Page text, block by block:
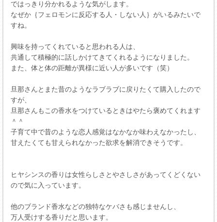
ではっきり分かれるような気がします。
なぜか｛フェロモンに反応する人・しない人｝がいるみたいで
すね。
興味を持ってくれていると思われる人は、
共通して積極的に話しかけてきてくれるようになりました。
また、体と体の距離が異様に近い人が多いです（笑）
旦那さんとまた昔のようなラブラブに戻りたくて購入したので
すが、
旦那さんもこの香水をつけているときはやたら褒めてくれます
＾＾
子育て中で昔のような恋人感覚はなかなか味わえなかったし、
甘えたくても甘えられなかった欲求を解消できそうです。
ヒヤシンスの香りは女性らしさとやさしさがあってくどくない
ので気に入っています。
他のブランド香水などの独特なケバさも感じませんし、
万人受けする香りだと思います。